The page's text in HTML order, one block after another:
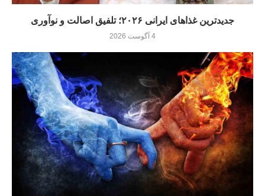
جدیدترین غذاهای ایرانی ۲۰۲۶؛ تلفیق اصالت و نوآوری
4 آگوست 2026